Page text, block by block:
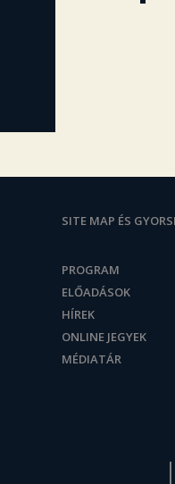
SITE MAP ÉS
PROGRAM
ELŐADÁSOK
HÍREK
ONLINE JEGYEK
MÉDIATÁR